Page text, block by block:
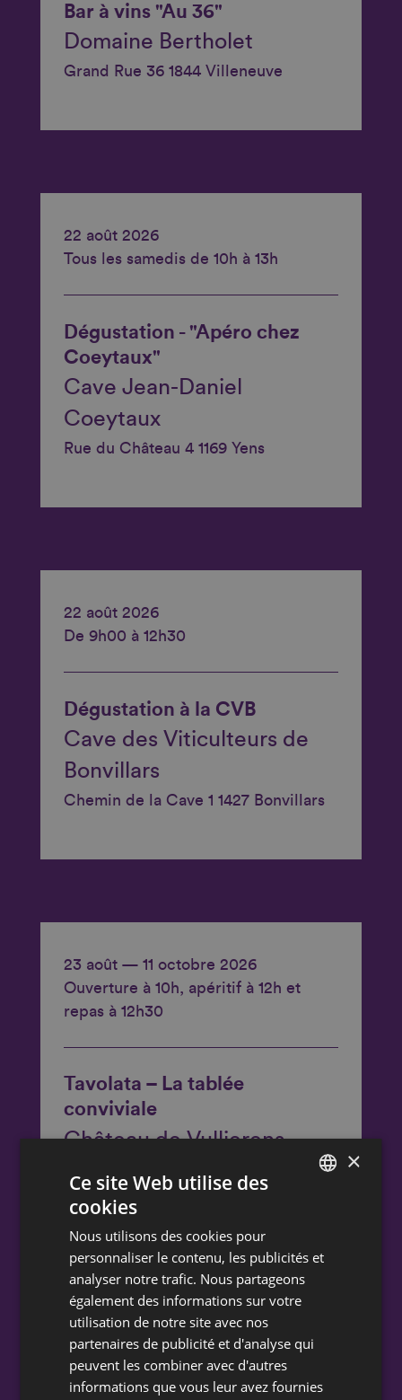
Bar à vins "Au 36"
Domaine Bertholet
Grand Rue 36 1844 Villeneuve
22 août 2026
Tous les samedis de 10h à 13h
Dégustation - "Apéro chez
Coeytaux"
Cave Jean-Daniel
Coeytaux
Rue du Château 4 1169 Yens
22 août 2026
De 9h00 à 12h30
Dégustation à la CVB
Cave des Viticulteurs de
Bonvillars
Chemin de la Cave 1 1427 Bonvillars
23 août — 11 octobre 2026
Ouverture à 10h, apéritif à 12h et
repas à 12h30
Tavolata – La tablée
conviviale
Château de Vullierens
18h30-21h30
×
Ce site Web utilise des
cookies
Nous utilisons des cookies pour
personnaliser le contenu, les publicités et
analyser notre trafic. Nous partageons
également des informations sur votre
utilisation de notre site avec nos
partenaires de publicité et d'analyse qui
peuvent les combiner avec d'autres
informations que vous leur avez fournies